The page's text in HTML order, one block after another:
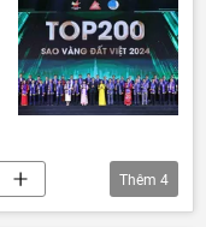
Thêm 4